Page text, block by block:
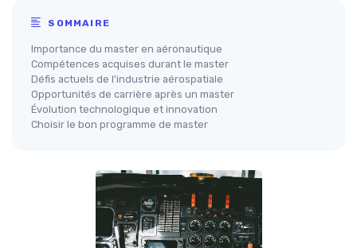
SOMMAIRE
Importance du master en aéronautique
Compétences acquises durant le master
Défis actuels de l'industrie aérospatiale
Opportunités de carrière après un master
Évolution technologique et innovation
Choisir le bon programme de master